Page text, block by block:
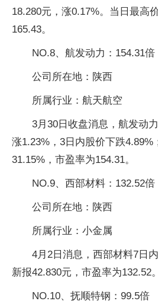
18.280元，涨0.17%。当日最高
165.43。
NO.8、航发动力：154.31倍
公司所在地：陕西
所属行业：航天航空
3月30日收盘消息，航发动
涨1.23%，3日内股价下跌4.89%
31.15%，市盈率为154.31。
NO.9、西部材料：132.52倍
公司所在地：陕西
所属行业：小金属
4月2日消息，西部材料7日
新报42.830元，市盈率为132.52。
NO.10、抚顺特钢：99.5倍